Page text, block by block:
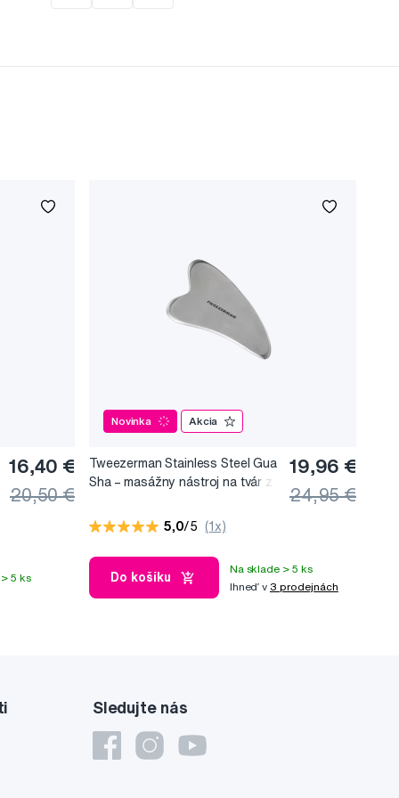
16,40 €
20,50 €
5 ks
Novinka Akcia
Tweezerman Stainless Steel Gua
Sha –⁠⁠⁠⁠⁠⁠ masážny nástroj na tvár z
19,96 €
24,95 €
5,0/5 (1x)
Do košíku
Na sklade > 5 ks
Ihneď v 3 prodejnách
Sledujte nás